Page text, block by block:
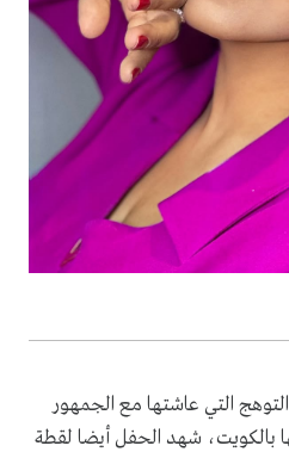
التي عاشتها مع الجمهور
بالكويت، شهد الحفل أيضا لقطة